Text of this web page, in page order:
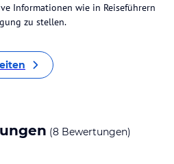
Informationen wie in Reiseführern
zu stellen.
(8 Bewertungen)